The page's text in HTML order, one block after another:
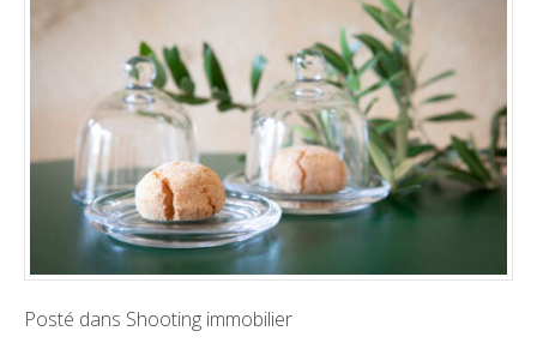
Posté dans Shooting immobilier